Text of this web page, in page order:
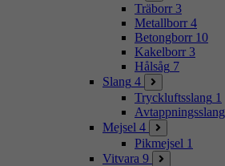
Träborr 3
Metallborr 4
Betongborr 10
Kakelborr 3
Hålsåg 7
Slang 4
Tryckluftsslang 1
Avtappningsslang
Mejsel 4
Pikmejsel 1
Vitvara 9